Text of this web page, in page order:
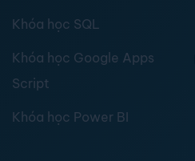
Khóa học SQL
Khóa học Google Apps
Script
Khóa học Power BI